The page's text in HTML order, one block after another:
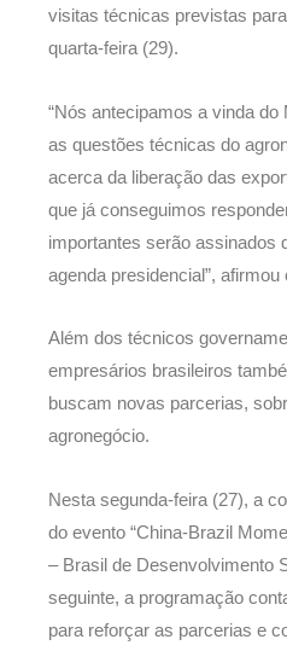
visitas técnicas previstas
quarta-feira (29).
“Nós antecipamos a vinda
as questões técnicas do
acerca da liberação das
que já conseguimos
importantes serão assinados
agenda presidencial”,
Além dos técnicos
empresários brasileiros
buscam novas parcerias,
agronegócio.
Nesta segunda-feira (27), a
do evento “China-Brazil
– Brasil de Desenvolvimento
seguinte, a programação
para reforçar as parcerias e